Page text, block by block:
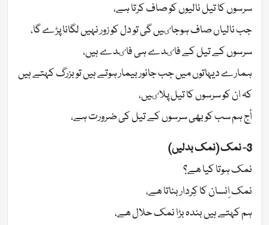
سرسوں کا تیل نالیوں کو صاف کرتا ہے،
جب نالیاں صاف ہوجاٸیں گی تو دل کو زور نہیں لگانا پڑے گا،
سرسوں کے تیل کے فاٸدے ہی فاٸدے ہیں،
ہمارے دیہاتوں میں جب جانور بیمار ہوتے ہیں تو بزرگ کہتے ہیں
کہ ان کو سرسوں کا تیل پلاٸیں،
أج ہم سب کو بھی سرسوں کے تیل کی ضرورت ہے،
3- نمک (نمک بدلیں)
نمک ہوتا کیا ھے؟
نمک اِنسان کا کِردار بناتا ھے،
ہم کہتے ہیں بندہ بڑا نمک حلال ھے،